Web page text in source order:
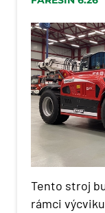
Tento stroj
rámci